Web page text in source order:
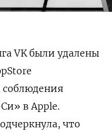
VK были удалены
соблюдения
в Apple.
что